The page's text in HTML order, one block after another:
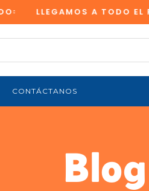
LLEGAMOS A TODO EL PERÚ
CONTÁCTANOS
Blog